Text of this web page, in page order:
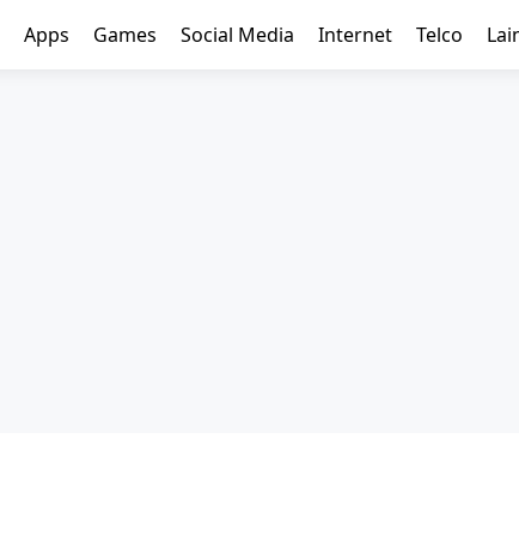
Apps Games Social Media Internet Telco